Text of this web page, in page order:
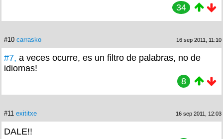
34
#10 carrasko 16 sep 2011, 11:10
#7, a veces ocurre, es un filtro de palabras, no de
idiomas!
8
#11 exititxe 16 sep 2011, 12:03
DALE!!